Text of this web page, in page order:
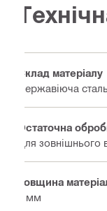
Склад матеріалу
Нержавіюча
Остаточна
Для
Товщина
4 мм